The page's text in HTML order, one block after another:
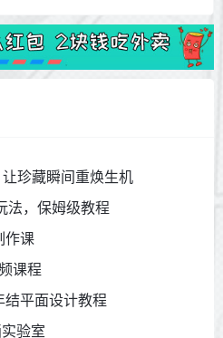
珍藏瞬间重焕生机
法，保姆级教程
作课
课程
平面设计教程
验室